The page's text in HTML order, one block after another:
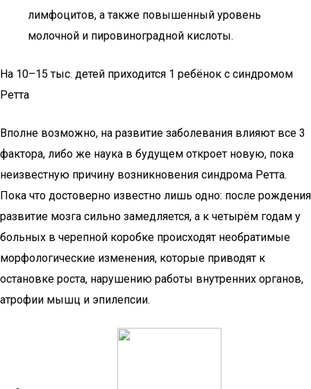
лимфоцитов, а также повышенный уровень
молочной и пировиноградной кислоты.
На 10–15 тыс. детей приходится 1 ребёнок с синдромом
Ретта
Вполне возможно, на развитие заболевания влияют все 3
фактора, либо же наука в будущем откроет новую, пока
неизвестную причину возникновения синдрома Ретта.
Пока что достоверно известно лишь одно: после рождения
развитие мозга сильно замедляется, а к четырём годам у
больных в черепной коробке происходят необратимые
морфологические изменения, которые приводят к
остановке роста, нарушению работы внутренних органов,
атрофии мышц и эпилепсии.